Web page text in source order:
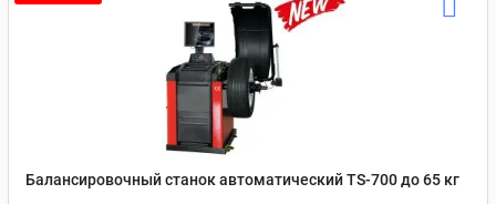
Балансировочный станок автоматический TS-700 до 65 кг